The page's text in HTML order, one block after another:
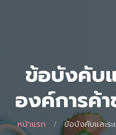
ข้อบังคับแ
องค์การค้
หน้าแรก ข้อบังคับและร